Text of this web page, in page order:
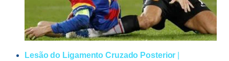
Lesão do Ligamento Cruzado Posterior